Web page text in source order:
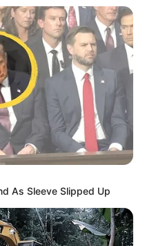
As Sleeve Slipped Up